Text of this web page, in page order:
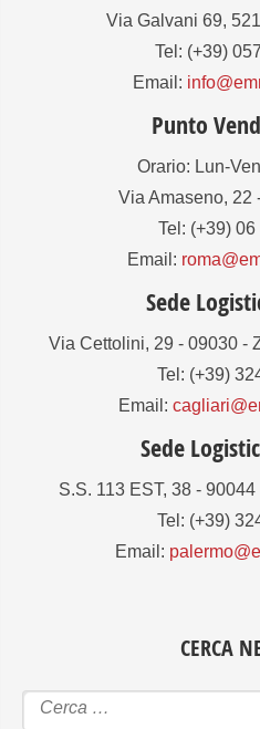
Via Galvani 69,
Tel: (+39)
Email:
Punto
Orario: Lun-
Via Amaseno, 22
Tel: (+39)
Email:
Sede
Via Cettolini, 29 - 09030 -
Tel: (+39)
Email:
Sede
S.S. 113 EST, 38 -
Tel: (+39)
Email:
CERCA